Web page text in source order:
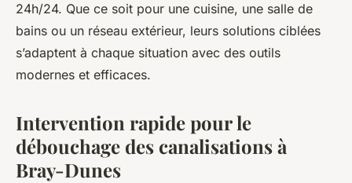
24h/24. Que ce soit pour une cuisine, une salle de
bains ou un réseau extérieur, leurs solutions ciblées
s’adaptent à chaque situation avec des outils
modernes et efficaces.
Intervention rapide pour le
débouchage des canalisations à
Bray-Dunes